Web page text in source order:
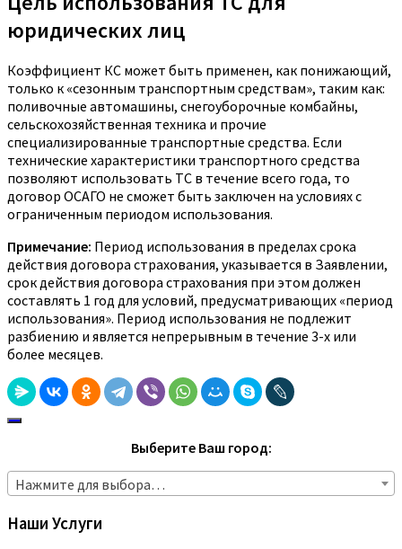
юридических лиц
Коэффициент КС может быть применен, как понижающий,
только к «сезонным транспортным средствам», таким как:
поливочные автомашины, снегоуборочные комбайны,
сельскохозяйственная техника и прочие
специализированные транспортные средства. Если
технические характеристики транспортного средства
позволяют использовать ТС в течение всего года, то
договор ОСАГО не сможет быть заключен на условиях с
ограниченным периодом использования.
Примечание: Период использования в пределах срока
действия договора страхования, указывается в Заявлении,
срок действия договора страхования при этом должен
составлять 1 год для условий, предусматривающих «период
использования». Период использования не подлежит
разбиению и является непрерывным в течение 3-х или
более месяцев.
Выберите Ваш город:
Нажмите для выбора…
Наши Услуги